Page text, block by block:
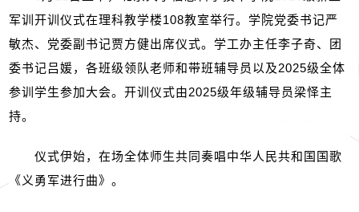
军训开训仪式在理科教学楼108教室举行。学院党委书记严
敏杰、党委副书记贾方健出席仪式。学工办主任李子奇、团
委书记吕媛，各班级领队老师和带班辅导员以及2025级全体
参训学生参加大会。开训仪式由2025级年级辅导员梁怿主
持。
仪式伊始，在场全体师生共同奏唱中华人民共和国国歌
《义勇军进行曲》。